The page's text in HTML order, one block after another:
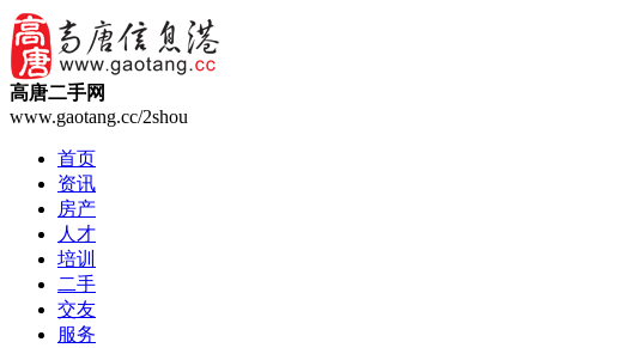
高唐二手网
www.gaotang.cc/2shou
首页
资讯
房产
人才
培训
二手
交友
服务